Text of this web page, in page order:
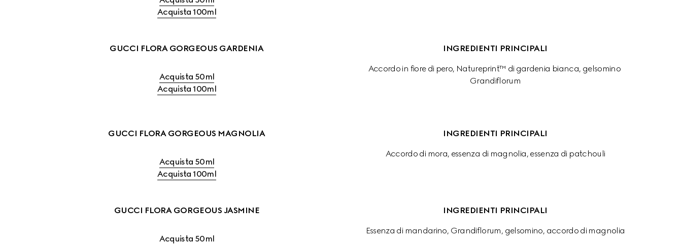
Acquista 100ml
GUCCI FLORA GORGEOUS GARDENIA
Acquista 50ml
Acquista 100ml
INGREDIENTI PRINCIPALI
Accordo in fiore di pero, Natureprint™ di gardenia bianca, gelsomino
Grandiflorum
GUCCI FLORA GORGEOUS MAGNOLIA
Acquista 50ml
Acquista 100ml
INGREDIENTI PRINCIPALI
Accordo di mora, essenza di magnolia, essenza di patchouli
GUCCI FLORA GORGEOUS JASMINE
Acquista 50ml
INGREDIENTI PRINCIPALI
Essenza di mandarino, Grandiflorum, gelsomino, accordo di magnolia